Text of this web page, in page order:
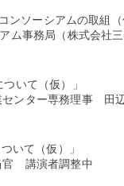
ソーシアムの取組（
式会社三菱総
いて（仮）」
務理事 田辺
いて（仮）」
者調整中